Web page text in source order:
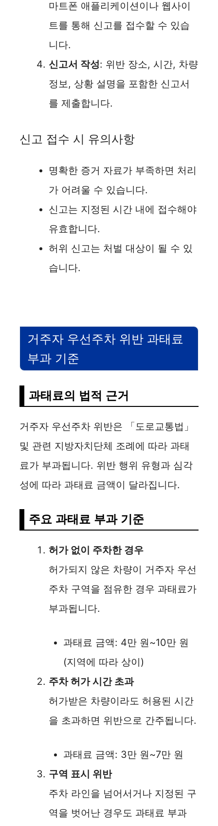
마트폰 애플리케이션이나 웹사이
트를 통해 신고를 접수할 수 있습
니다.
신고서 작성: 위반 장소, 시간, 차량
정보, 상황 설명을 포함한 신고서
를 제출합니다.
신고 접수 시 유의사항
명확한 증거 자료가 부족하면 처리
가 어려울 수 있습니다.
신고는 지정된 시간 내에 접수해야
유효합니다.
허위 신고는 처벌 대상이 될 수 있
습니다.
거주자 우선주차 위반 과태료
부과 기준
과태료의 법적 근거
거주자 우선주차 위반은 「도로교통법」
및 관련 지방자치단체 조례에 따라 과태
료가 부과됩니다. 위반 행위 유형과 심각
성에 따라 과태료 금액이 달라집니다.
주요 과태료 부과 기준
허가 없이 주차한 경우
허가되지 않은 차량이 거주자 우선
주차 구역을 점유한 경우 과태료가
부과됩니다.
과태료 금액: 4만 원~10만 원
(지역에 따라 상이)
주차 허가 시간 초과
허가받은 차량이라도 허용된 시간
을 초과하면 위반으로 간주됩니다.
과태료 금액: 3만 원~7만 원
구역 표시 위반
주차 라인을 넘어서거나 지정된 구
역을 벗어난 경우도 과태료 부과